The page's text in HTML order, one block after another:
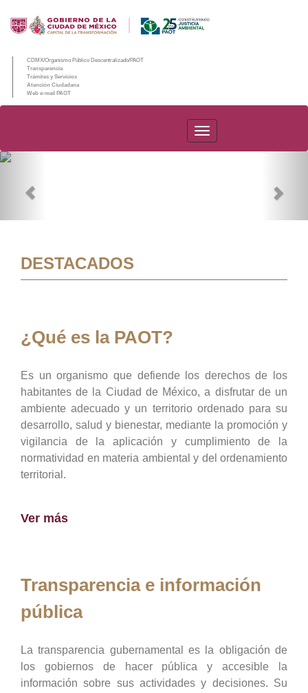
CDMX/Organismo Público Descentralizado/PAOT
Transparencia
Trámites y Servicios
Atención Ciudadana
Web e-mail PAOT
PAOT
DESTACADOS
¿Qué es la PAOT?
Es un organismo que defiende los derechos de los
habitantes de la Ciudad de México, a disfrutar de un
ambiente adecuado y un territorio ordenado para su
desarrollo, salud y bienestar, mediante la promoción y
vigilancia de la aplicación y cumplimiento de la
normatividad en materia ambiental y del ordenamiento
territorial.
Ver más
Transparencia e información
pública
La transparencia gubernamental es la obligación de
los gobiernos de hacer pública y accesible la
información sobre sus actividades y decisiones. Su